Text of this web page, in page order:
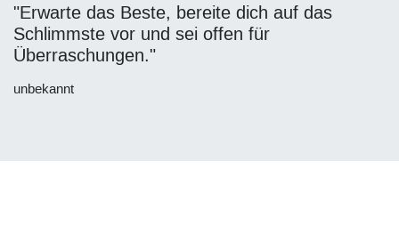
"Erwarte das Beste, bereite dich auf das
Schlimmste vor und sei offen für
Überraschungen."
unbekannt